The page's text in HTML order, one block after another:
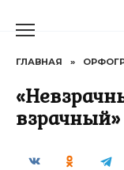
ГЛАВНАЯ »